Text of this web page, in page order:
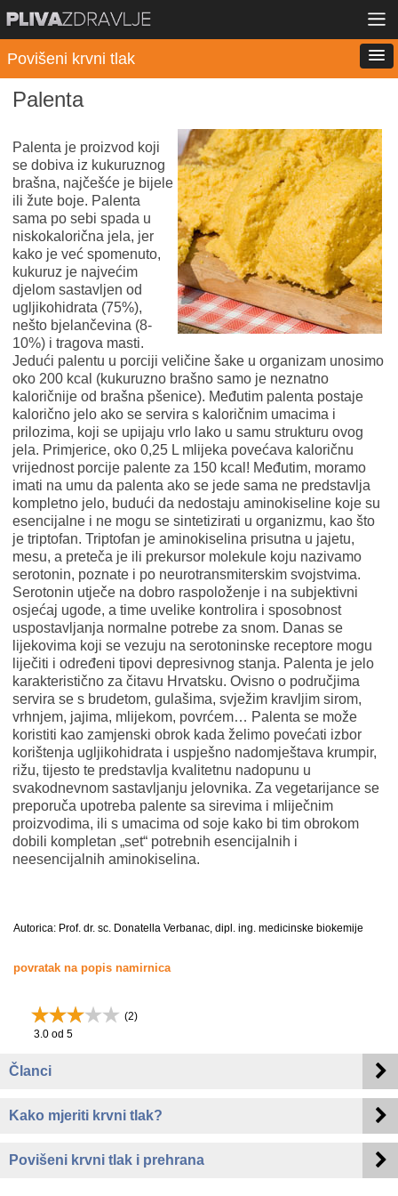
Povišeni krvni tlak
Palenta
Palenta je proizvod koji
se dobiva iz kukuruznog
brašna, najčešće je bijele
ili žute boje. Palenta
sama po sebi spada u
niskokalorična jela, jer
kako je već spomenuto,
kukuruz je najvećim
djelom sastavljen od
ugljikohidrata (75%),
nešto bjelančevina (8-
10%) i tragova masti.
Jedući palentu u porciji veličine šake u organizam unosimo
oko 200 kcal (kukuruzno brašno samo je neznatno
kaloričnije od brašna pšenice). Međutim palenta postaje
kalorično jelo ako se servira s kaloričnim umacima i
prilozima, koji se upijaju vrlo lako u samu strukturu ovog
jela. Primjerice, oko 0,25 L mlijeka povećava kaloričnu
vrijednost porcije palente za 150 kcal! Međutim, moramo
imati na umu da palenta ako se jede sama ne predstavlja
kompletno jelo, budući da nedostaju aminokiseline koje su
esencijalne i ne mogu se sintetizirati u organizmu, kao što
je triptofan. Triptofan je aminokiselina prisutna u jajetu,
mesu, a preteča je ili prekursor molekule koju nazivamo
serotonin, poznate i po neurotransmiterskim svojstvima.
Serotonin utječe na dobro raspoloženje i na subjektivni
osjećaj ugode, a time uvelike kontrolira i sposobnost
uspostavljanja normalne potrebe za snom. Danas se
lijekovima koji se vezuju na serotoninske receptore mogu
liječiti i određeni tipovi depresivnog stanja. Palenta je jelo
karakteristično za čitavu Hrvatsku. Ovisno o područjima
servira se s brudetom, gulašima, svježim kravljim sirom,
vrhnjem, jajima, mlijekom, povrćem… Palenta se može
koristiti kao zamjenski obrok kada želimo povećati izbor
korištenja ugljikohidrata i uspješno nadomještava krumpir,
rižu, tijesto te predstavlja kvalitetnu nadopunu u
svakodnevnom sastavljanju jelovnika. Za vegetarijance se
preporuča upotreba palente sa sirevima i mliječnim
proizvodima, ili s umacima od soje kako bi tim obrokom
dobili kompletan „set“ potrebnih esencijalnih i
neesencijalnih aminokiselina.
Autorica: Prof. dr. sc. Donatella Verbanac, dipl. ing. medicinske biokemije
povratak na popis namirnica
(2)
3.0 od 5
Članci
Kako mjeriti krvni tlak?
Povišeni krvni tlak i prehrana